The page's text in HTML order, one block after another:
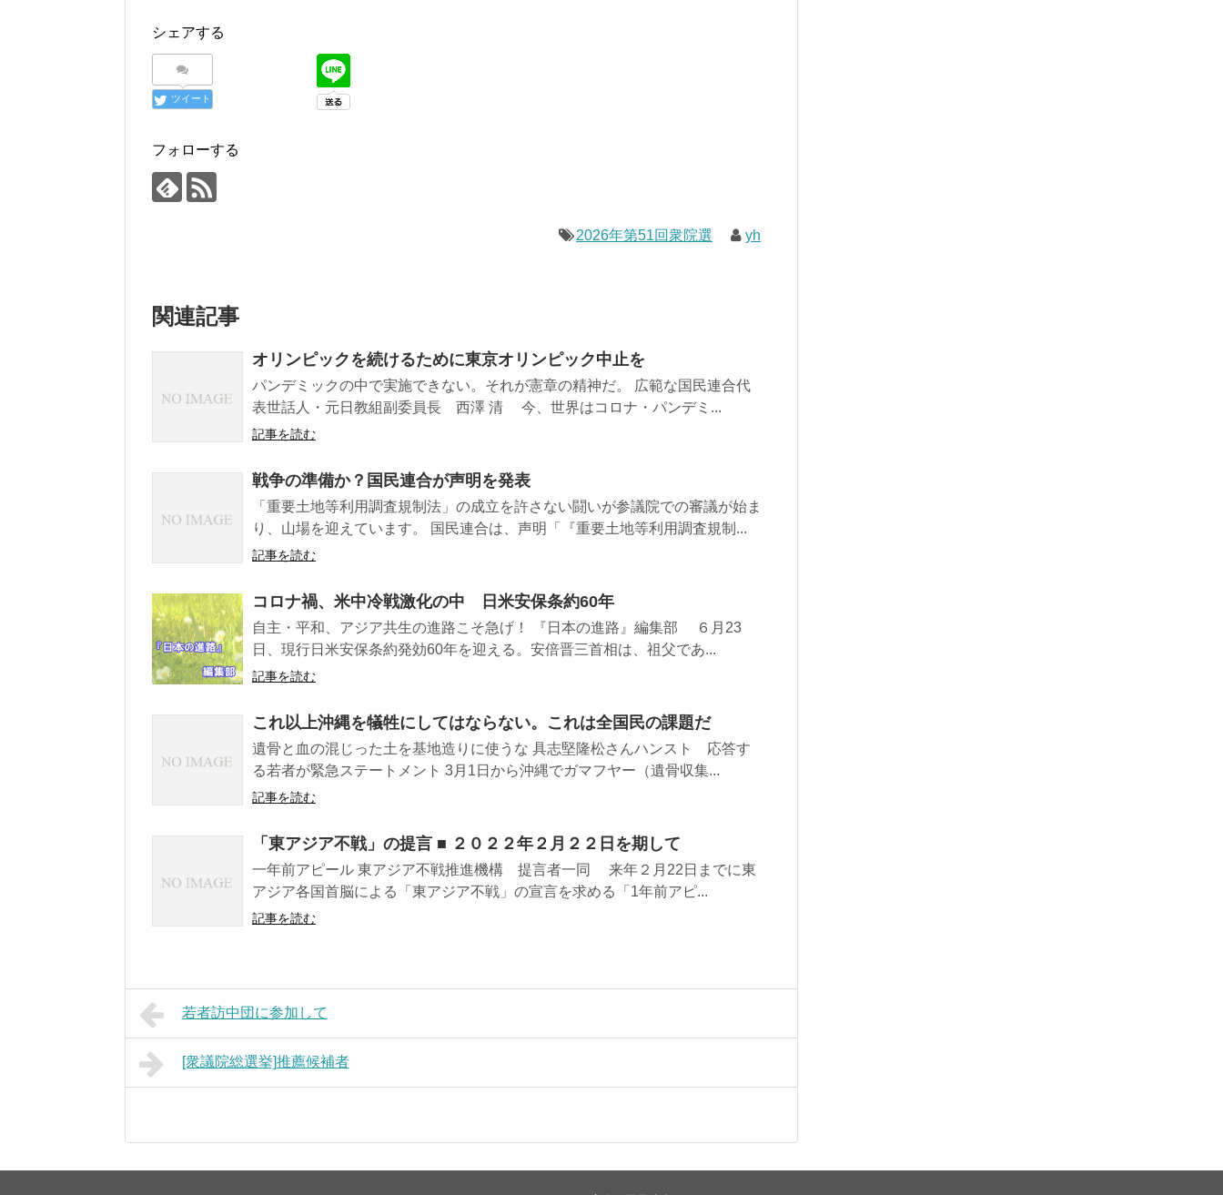
シェアする
ツイート
フォローする
2026年第51回衆院選 yh
関連記事
オリンピックを続けるために東京オリンピック中止を
パンデミックの中で実施できない。それが憲章の精神だ。 広範な国民連合代
表世話人・元日教組副委員長 西澤 清 今、世界はコロナ・パンデミ...
記事を読む
戦争の準備か？国民連合が声明を発表
「重要土地等利用調査規制法」の成立を許さない闘いが参議院での審議が始ま
り、山場を迎えています。 国民連合は、声明「『重要土地等利用調査規制...
記事を読む
コロナ禍、米中冷戦激化の中 日米安保条約60年
自主・平和、アジア共生の進路こそ急げ！ 『日本の進路』編集部 ６月23
日、現行日米安保条約発効60年を迎える。安倍晋三首相は、祖父であ...
記事を読む
これ以上沖縄を犠牲にしてはならない。これは全国民の課題だ
遺骨と血の混じった土を基地造りに使うな 具志堅隆松さんハンスト 応答す
る若者が緊急ステートメント 3月1日から沖縄でガマフヤー（遺骨収集...
記事を読む
「東アジア不戦」の提言 ■ ２０２２年２月２２日を期して
一年前アピール 東アジア不戦推進機構 提言者一同 来年２月22日までに東
アジア各国首脳による「東アジア不戦」の宣言を求める「1年前アピ...
記事を読む
若者訪中団に参加して
[衆議院総選挙]推薦候補者